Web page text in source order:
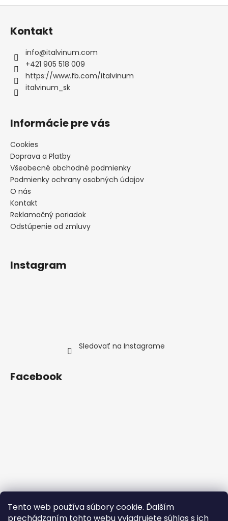
Tento web používa súbory cookie. Ďalším
prechádzaním tohto webu vyjadrujete súhlas s ich
Z
Kontakt
info@italvinum.com
+421 905 518 009
https://www.fb.com/italvinum
italvinum_sk
Informácie pre vás
Cookies
Doprava a Platby
Všeobecné obchodné podmienky
Podmienky ochrany osobných údajov
O nás
Kontakt
Reklamačný poriadok
Odstúpenie od zmluvy
Instagram
Sledovať na Instagrame
Facebook